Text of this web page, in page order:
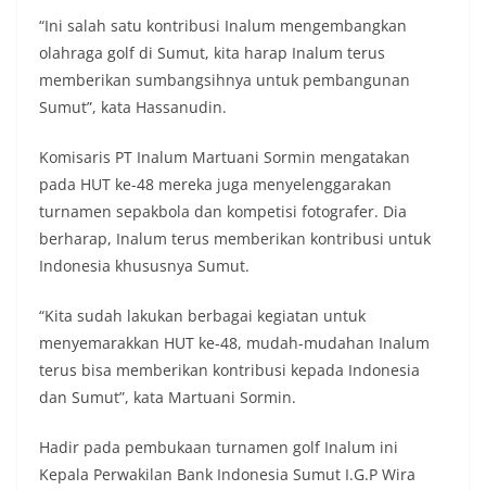
(Kamtibmas) di lingkungan tempat tinggal warga.
Melalui interaksi langsung tersebut,
Bhabinkamtibmas dapat menghimpun informasi
awal terkait situasi sosial, potensi kerawanan,
maupun hal-hal yang dapat mengganggu
perayaan HUT Kemerdekaan RI yang biasanya
diwarnai dengan berbagai kegiatan dan
keramaian warga.‎‎Dengan adanya deteksi dini ini,
diharapkan potensi gangguan keamanan dapat
diantisipasi sejak awal sehingga situasi di
Kelurahan Sunggal tetap terjaga aman, tertib,
Kemerdekaan RI berlangsung.‎‎Wujud Kedekatan
Polri dengan Masyarakat‎Kegiatan sambang Door
implementasi program Polri Presisi yang
mengedepankan kehadiran dan kedekatan
kegiatan semacam ini, Bhabinkamtibmas tidak
hanya berperan sebagai penyampai informasi
“Ini salah satu kontribusi Inalum mengembangkan
olahraga golf di Sumut, kita harap Inalum terus
memberikan sumbangsihnya untuk pembangunan
Sumut”, kata Hassanudin.
Komisaris PT Inalum Martuani Sormin mengatakan
pada HUT ke-48 mereka juga menyelenggarakan
turnamen sepakbola dan kompetisi fotografer. Dia
berharap, Inalum terus memberikan kontribusi untuk
Indonesia khususnya Sumut.
“Kita sudah lakukan berbagai kegiatan untuk
menyemarakkan HUT ke-48, mudah-mudahan Inalum
terus bisa memberikan kontribusi kepada Indonesia
dan Sumut”, kata Martuani Sormin.
Hadir pada pembukaan turnamen golf Inalum ini
Kepala Perwakilan Bank Indonesia Sumut I.G.P Wira